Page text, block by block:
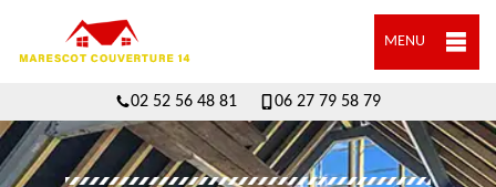
MENU
02 52 56 48 81 06 27 79 58 79